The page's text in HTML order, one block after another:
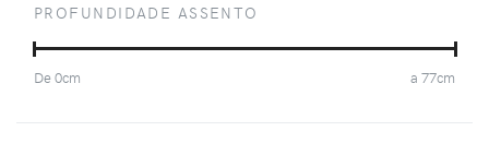
PROFUNDIDADE ASSENTO
De0cm a 77cm